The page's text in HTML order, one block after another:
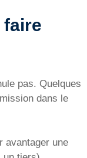
faire
pas. Quelques
dans le
avantager une